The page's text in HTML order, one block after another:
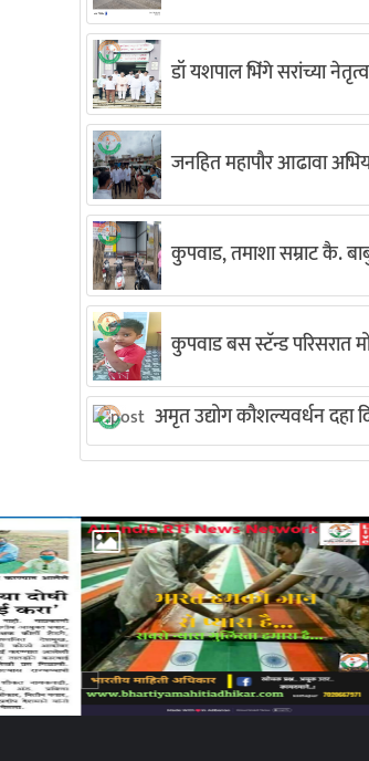
डॉ यशपाल भिंगे सरांच्या
जनहित महापौर आढावा
कुपवाड, तमाशा सम्राट कै.
कुपवाड बस स्टॅन्ड परिसरात
अमृत उद्योग कौशल्यवर्धन दहा